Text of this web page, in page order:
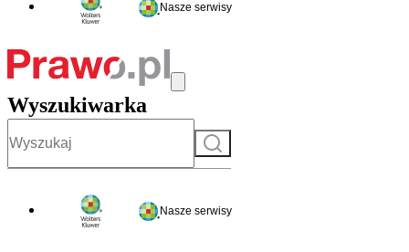
Nasze serwisy
Wyszukiwarka
Szukaj
Nasze serwisy